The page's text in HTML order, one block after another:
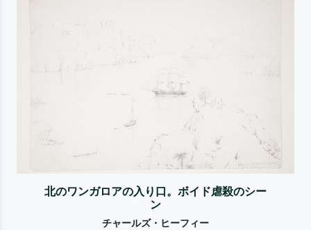
北のワンガロアの入り口。ボイド虐殺のシー
ン
チャールズ・ヒーフィー